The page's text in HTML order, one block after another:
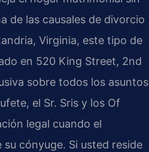
de las causales de divorcio
Virginia, este tipo de
en 520 King Street, 2nd
sobre todos los asuntos
el Sr. Sris y los Of
legal cuando el
cónyuge. Si usted reside